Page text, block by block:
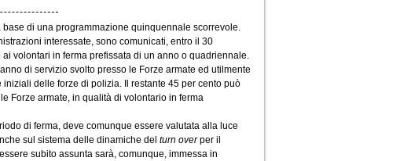
di una programmazione quinquennale scorrevole.
interessate, sono comunicati, entro il 30
volontari in ferma prefissata di un anno o quadriennale.
di servizio svolto presso le Forze armate ed utilmente
delle forze di polizia. Il restante 45 per cento può
Forze armate, in qualità di volontario in ferma
di ferma, deve comunque essere valutata alla luce
sul sistema delle dinamiche del turn overper il
subito assunta sarà, comunque, immessa in